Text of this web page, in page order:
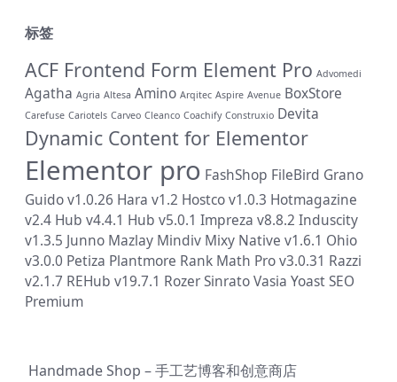
标签
ACF Frontend Form Element Pro Advomedi
Agatha Agria Altesa Amino Arqitec Aspire Avenue BoxStore
Carefuse Cariotels Carveo Cleanco Coachify Construxio Devita
Dynamic Content for Elementor
Elementor pro FashShop FileBird Grano
Guido v1.0.26 Hara v1.2 Hostco v1.0.3 Hotmagazine
v2.4 Hub v4.4.1 Hub v5.0.1 Impreza v8.8.2 Induscity
v1.3.5 Junno Mazlay Mindiv Mixy Native v1.6.1 Ohio
v3.0.0 Petiza Plantmore Rank Math Pro v3.0.31 Razzi
v2.1.7 REHub v19.7.1 RozerSinratoVasia Yoast SEO
Premium
Handmade Shop – 手工艺博客和创意商店